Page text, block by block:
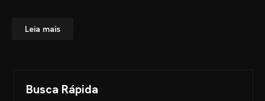
Leia mais
Busca Rápida